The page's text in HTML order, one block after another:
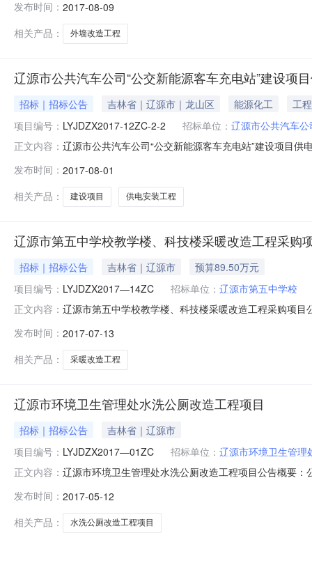
开标地点辽源市金典建设工程咨询有限公司预算金额￥
发布时间： 2017-08-09
相关产品：
外墙改造工程
辽源市公共汽车公司“公交新能源客车充电站”建设项
招标｜招标公告 吉林省｜辽源市｜龙山区 能源化工
工程
项目编号： LYJDZX2017-12ZC-2-2 招标单位： 辽源市公共汽车公
正文内容： 辽源市公共汽车公司“公交新能源客车充电站”建设项目
辽源市金典建设工程咨询有限公司开标时间2017年08月
发布时间： 2017-08-01
相关产品：
建设项目 供电安装工程
辽源市第五中学校教学楼、科技楼采暖改造工程采购
招标｜招标公告 吉林省｜辽源市
预算89.50万元
项目编号： LYJDZX2017—14ZC 招标单位： 辽源市第五中学校
正文内容： 辽源市第五中学校教学楼、科技楼采暖改造工程采购项
询有限公司开标时间2017年08月02日14:00开标地点辽
发布时间： 2017-07-13
相关产品：
采暖改造工程
辽源市环境卫生管理处水洗公厕改造工程项目
招标｜招标公告
吉林省｜辽源市
项目编号： LYJDZX2017—01ZC 招标单位： 辽源市环境卫生管理
正文内容： 辽源市环境卫生管理处水洗公厕改造工程项目公告概要
2017年06月01日14:00开标地点辽源市采购中心预算金
发布时间： 2017-05-12
相关产品：
水洗公厕改造工程项目